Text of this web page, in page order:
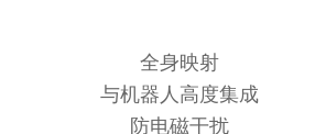
全身映射
与机器人高度集成
防电磁干扰